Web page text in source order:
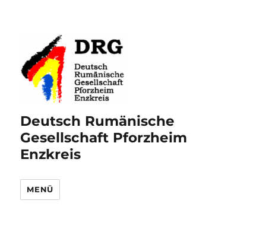
Deutsch Rumänische
Gesellschaft Pforzheim
Enzkreis
MENÜ